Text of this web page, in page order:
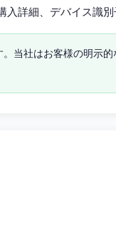
詳細、デバイス識別
当社はお客様の明示